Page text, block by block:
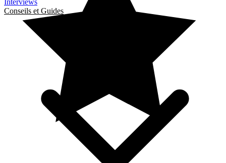
Interviews
Conseils et Guides